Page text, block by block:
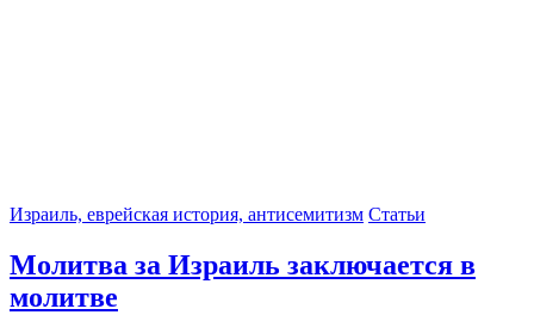
Израиль, еврейская история, антисемитизм Статьи
Молитва за Израиль заключается в
молитве